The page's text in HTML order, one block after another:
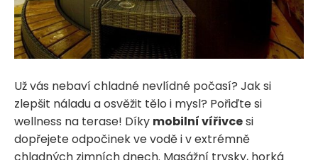
Už vás nebaví chladné nevlídné počasí? Jak si
zlepšit náladu a osvěžit tělo i mysl? Pořiďte si
wellness na terase! Díky mobilní vířivcesi
dopřejete odpočinek ve vodě i v extrémně